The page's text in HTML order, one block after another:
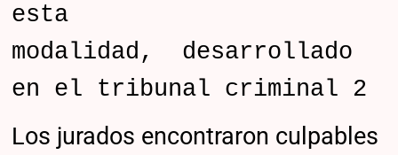
esta
modalidad, desarrollado
en el tribunal criminal 2
Los jurados encontraron culpables